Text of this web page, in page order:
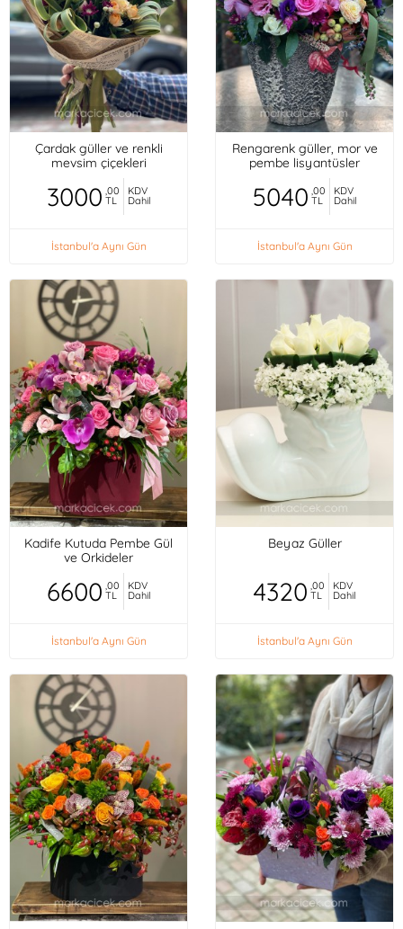
Çardak güller ve renkli
mevsim çiçekleri
3000 ,00
TL
KDV
Dahil
İstanbul'a Aynı Gün
Rengarenk güller, mor ve
pembe lisyantüsler
5040 ,00
TL
KDV
Dahil
İstanbul'a Aynı Gün
Kadife Kutuda Pembe Gül
ve Orkideler
6600 ,00
TL
KDV
Dahil
İstanbul'a Aynı Gün
Beyaz Güller
4320 ,00
TL
KDV
Dahil
İstanbul'a Aynı Gün